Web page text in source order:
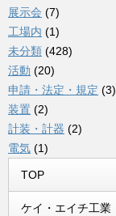
展示会 (7)
工場内 (1)
未分類 (428)
活動 (20)
申請・法定・規定 (3)
装置 (2)
計装・計器 (2)
電気 (1)
TOP
ケイ・エイチ工業